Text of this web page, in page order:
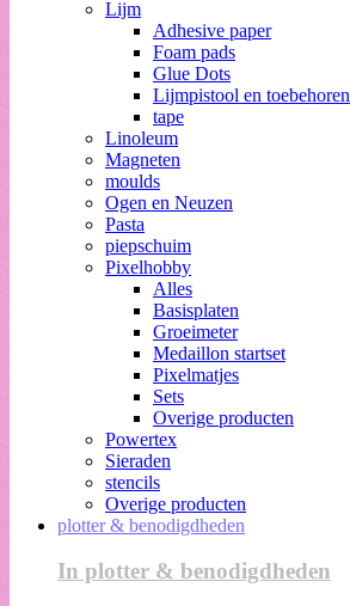
Lijm
Adhesive paper
Foam pads
Glue Dots
Lijmpistool en toebehoren
tape
Linoleum
Magneten
moulds
Ogen en Neuzen
Pasta
piepschuim
Pixelhobby
Alles
Basisplaten
Groeimeter
Medaillon startset
Pixelmatjes
Sets
Overige producten
Powertex
Sieraden
stencils
Overige producten
plotter & benodigdheden
In plotter & benodigdheden